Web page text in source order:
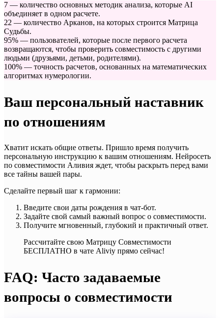
7 — количество основных методик анализа, которые AI
объединяет в одном расчете.
22 — количество Арканов, на которых строится Матрица
Судьбы.
95% — пользователей, которые после первого расчета
возвращаются, чтобы проверить совместимость с другими
людьми (друзьями, детьми, родителями).
100% — точность расчетов, основанных на математических
алгоритмах нумерологии.
Ваш персональный наставник
по отношениям
Хватит искать общие ответы. Пришло время получить
персональную инструкцию к вашим отношениям. Нейросеть
по совместимости Аливия ждет, чтобы раскрыть перед вами
все тайны вашей пары.
Сделайте первый шаг к гармонии:
Введите свои даты рождения в чат-бот.
Задайте свой самый важный вопрос о совместимости.
Получите мгновенный, глубокий и практичный ответ.
Рассчитайте свою Матрицу Совместимости
БЕСПЛАТНО в чате Aliviy прямо сейчас!
FAQ: Часто задаваемые
вопросы о совместимости